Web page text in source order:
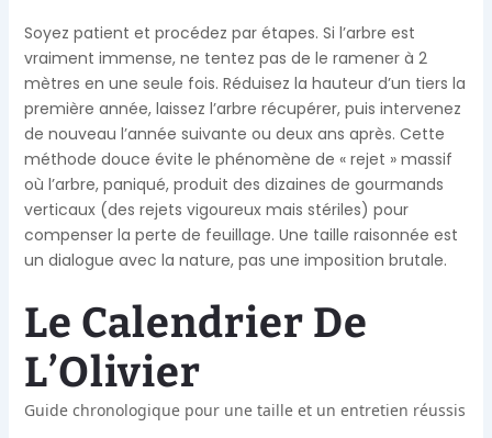
Soyez patient et procédez par étapes. Si l’arbre est
vraiment immense, ne tentez pas de le ramener à 2
mètres en une seule fois. Réduisez la hauteur d’un tiers la
première année, laissez l’arbre récupérer, puis intervenez
de nouveau l’année suivante ou deux ans après. Cette
méthode douce évite le phénomène de « rejet » massif
où l’arbre, paniqué, produit des dizaines de gourmands
verticaux (des rejets vigoureux mais stériles) pour
compenser la perte de feuillage. Une taille raisonnée est
un dialogue avec la nature, pas une imposition brutale.
Le Calendrier De
L’Olivier
Guide chronologique pour une taille et un entretien réussis